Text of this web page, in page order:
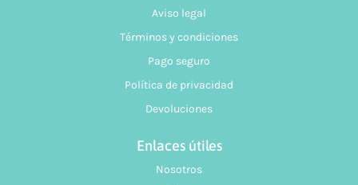
Aviso legal
Términos y condiciones
Pago seguro
Política de privacidad
Devoluciones
Enlaces útiles
Nosotros